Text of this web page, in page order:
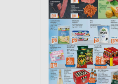
Verwendung von Profilen zur
Messung der Werbeleistung
Messung der Performance von
Analyse von Zielgruppen